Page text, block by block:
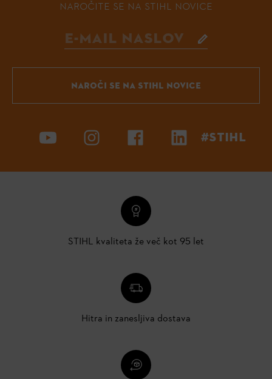
NAROČITE SE NA STIHL NOVICE
NAROČI SE NA STIHL NOVICE
#STIHL
STIHL kvaliteta že več kot 95 let
Hitra in zanesljiva dostava